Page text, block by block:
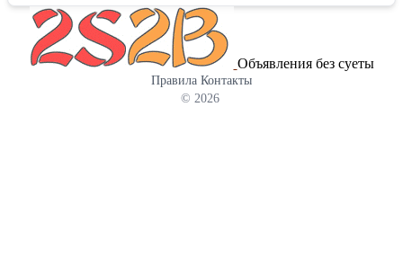
Объявления без суеты
Правила Контакты
© 2026